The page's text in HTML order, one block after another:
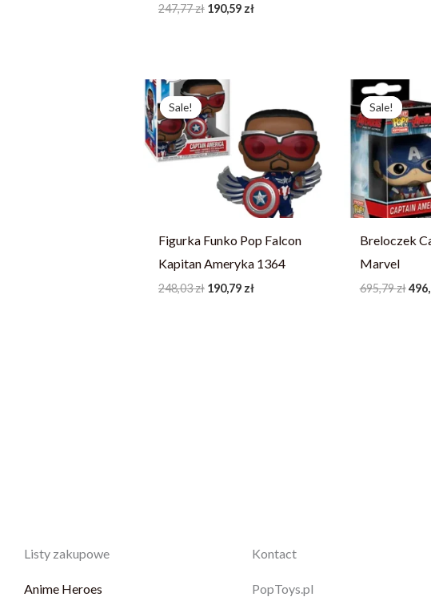
247,77zł 190,59 zł
Sale!
Sale!
Figurka Funko Pop Falcon
Kapitan Ameryka 1364
248,03zł
Pierwotna
cena
wynosiła:
248,03 zł.
190,79 zł
wynosi:
190,79 zł.
Sale!
Sale!
Breloczek
Marvel
695,79zł
Listy zakupowe
Anime Heroes
Kontact
PopToys.pl